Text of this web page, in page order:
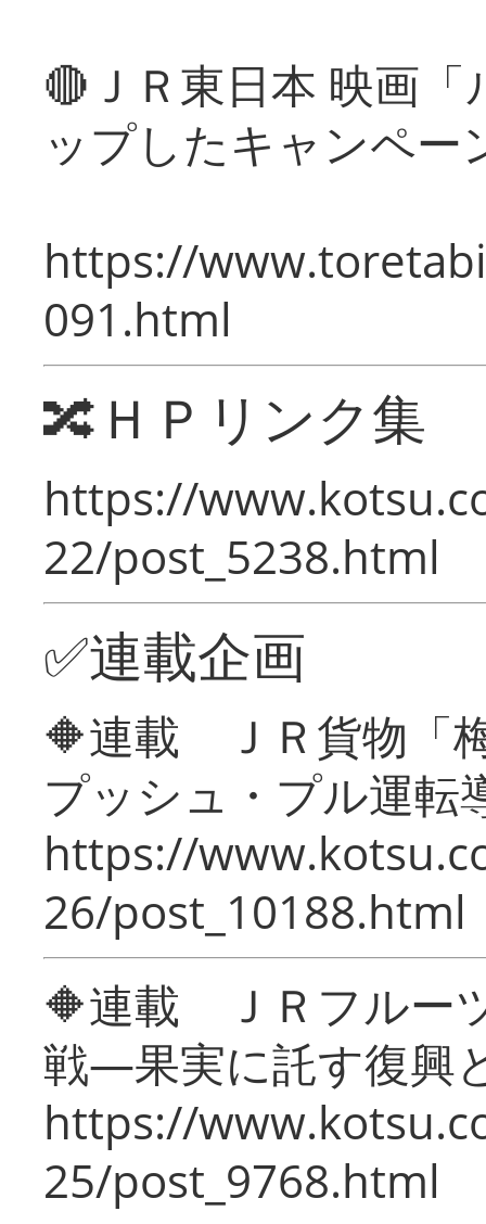
🔴ＪＲ東日本 映画
ップしたキャンペー
https://
091.html
🔀ＨＰリンク集
https://
22/post_5238.html
✅連載企画
🔶連載 ＪＲ貨物「
プッシュ・プル運転
https://
26/post_10188.html
🔶連載 ＪＲフルー
戦―果実に託す復興
https://
25/post_9768.html